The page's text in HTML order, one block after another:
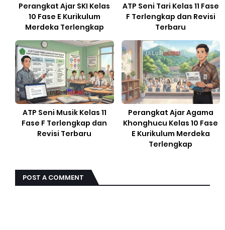
Perangkat Ajar SKI Kelas
10 Fase E Kurikulum
Merdeka Terlengkap
ATP Seni Tari Kelas 11 Fase
F Terlengkap dan Revisi
Terbaru
ATP Seni Musik Kelas 11
Fase F Terlengkap dan
Revisi Terbaru
Perangkat Ajar Agama
Khonghucu Kelas 10 Fase
E Kurikulum Merdeka
Terlengkap
POST A COMMENT